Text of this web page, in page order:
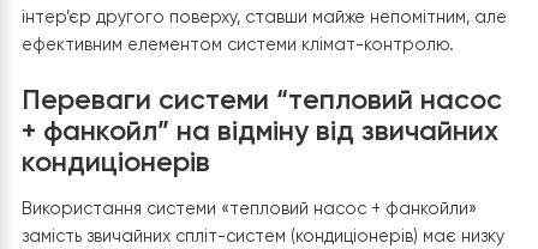
експлуатацію системи.
Наступним етапом стало підключення
та сигнального кабелю до клемної колодки
схеми виробника. Усі електричні з’єднання були
зафіксовані та перевірені, що гарантує стабільну
автоматики, вентилятора та системи керування
фанкойлом.